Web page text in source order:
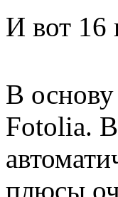
И вот 16
В основу
Fotolia.
плюсы